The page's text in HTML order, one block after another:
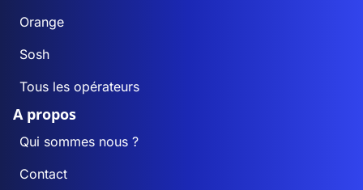
Orange
Sosh
Tous les opérateurs
A propos
Qui sommes nous ?
Contact